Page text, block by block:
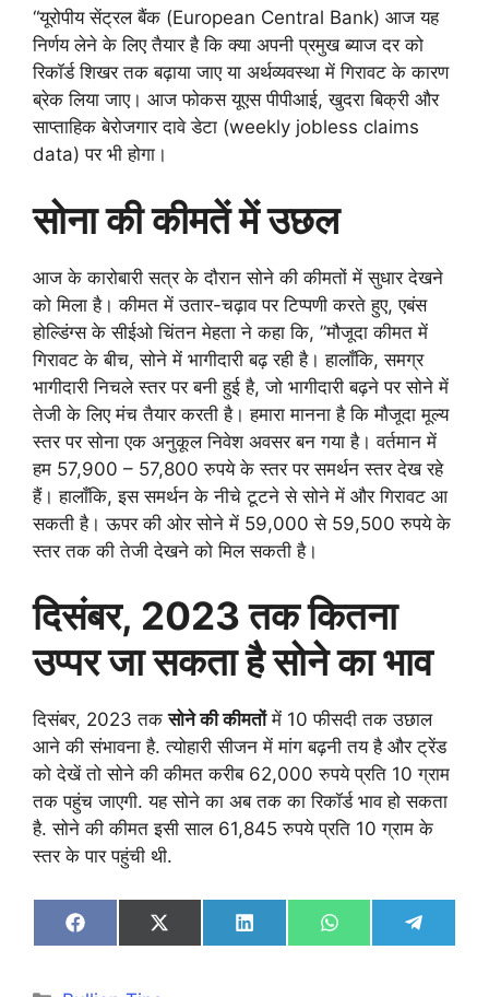
“यूरोपीय सेंट्रल बैंक (European Central Bank) आज यह
निर्णय लेने के लिए तैयार है कि क्या अपनी प्रमुख ब्याज दर को
रिकॉर्ड शिखर तक बढ़ाया जाए या अर्थव्यवस्था में गिरावट के कारण
ब्रेक लिया जाए। आज फोकस यूएस पीपीआई, खुदरा बिक्री और
साप्ताहिक बेरोजगार दावे डेटा (weekly jobless claims
data) पर भी होगा।
सोना की कीमतें में उछल
आज के कारोबारी सत्र के दौरान सोने की कीमतों में सुधार देखने
को मिला है। कीमत में उतार-चढ़ाव पर टिप्पणी करते हुए, एबंस
होल्डिंग्स के सीईओ चिंतन मेहता ने कहा कि, ”मौजूदा कीमत में
गिरावट के बीच, सोने में भागीदारी बढ़ रही है। हालाँकि, समग्र
भागीदारी निचले स्तर पर बनी हुई है, जो भागीदारी बढ़ने पर सोने में
तेजी के लिए मंच तैयार करती है। हमारा मानना ​​है कि मौजूदा मूल्य
स्तर पर सोना एक अनुकूल निवेश अवसर बन गया है। वर्तमान में
हम 57,900 – 57,800 रुपये के स्तर पर समर्थन स्तर देख रहे
हैं। हालाँकि, इस समर्थन के नीचे टूटने से सोने में और गिरावट आ
सकती है। ऊपर की ओर सोने में 59,000 से 59,500 रुपये के
स्तर तक की तेजी देखने को मिल सकती है।
दिसंबर, 2023 तक कितना
उप्पर जा सकता है सोने का भाव
दिसंबर, 2023 तकसोने की कीमतोंमें 10 फीसदी तक उछाल
आने की संभावना है. त्‍योहारी सीजन में मांग बढ़नी तय है और ट्रेंड
को देखें तो सोने की कीमत करीब 62,000 रुपये प्रति 10 ग्राम
तक पहुंच जाएगी. यह सोने का अब तक का रिकॉर्ड भाव हो सकता
है. सोने की कीमत इसी साल 61,845 रुपये प्रति 10 ग्राम के
स्‍तर के पार पहुंची थी.
Share
on
Share
on
Share
on
Share
on
Share
on